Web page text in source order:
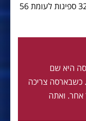
הפסדים, 17 ניצחונות. יחס שערים של 32 ספיגות לעומת 56
היא שם
כשבארסה צריכה
אחר. ואתה